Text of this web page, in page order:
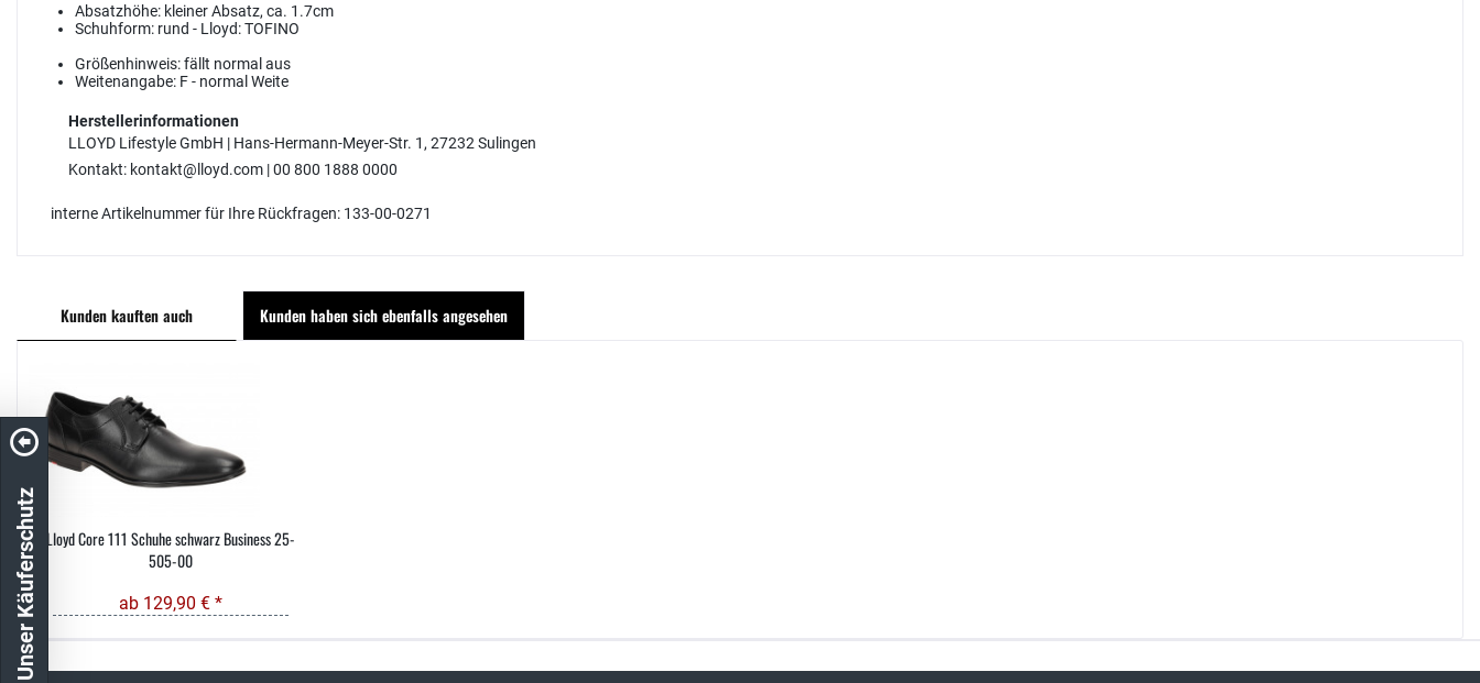
Absatzhöhe: kleiner Absatz, ca. 1.7cm
Schuhform: rund - Lloyd: TOFINO
Größenhinweis:fällt normal aus
Weitenangabe: F - normal Weite
Herstellerinformationen
LLOYD Lifestyle GmbH | Hans-Hermann-Meyer-Str. 1, 27232 Sulingen
Kontakt: kontakt@lloyd.com | 00 800 1888 0000
interne Artikelnummer für Ihre Rückfragen: 133-00-0271
Kunden kauften auch Kunden haben sich ebenfalls angesehen
Lloyd Core 111 Schuhe schwarz Business 25-
505-00
ab 129,90 € *
Unser Käuferschutz